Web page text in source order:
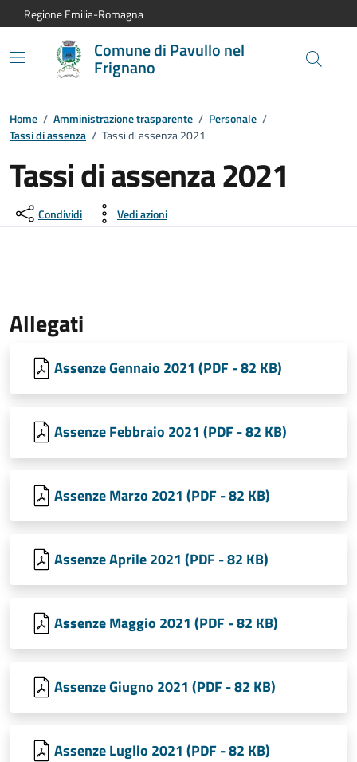
Vai al contenuto principale
Vai alla navigazione del sito
Vai al piede di pagina
Regione Emilia-Romagna
Comune di Pavullo nel
Frignano
Home / Amministrazione trasparente / Personale /
Tassi di assenza / Tassi di assenza 2021
Tassi di assenza 2021
Condividi Vedi azioni
Allegati
Assenze Gennaio 2021 (PDF - 82 KB)
Assenze Febbraio 2021 (PDF - 82 KB)
Assenze Marzo 2021 (PDF - 82 KB)
Assenze Aprile 2021 (PDF - 82 KB)
Assenze Maggio 2021 (PDF - 82 KB)
Assenze Giugno 2021 (PDF - 82 KB)
Assenze Luglio 2021 (PDF - 82 KB)